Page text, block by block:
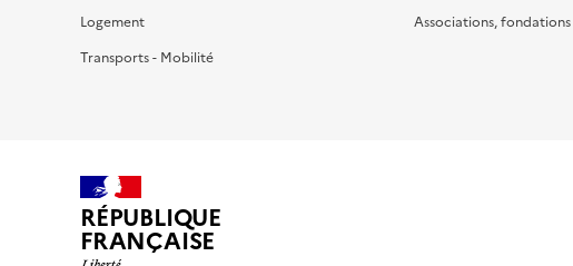
Logement
Transports - Mobilité
Associations,
RÉPUBLIQUE
FRANÇAISE